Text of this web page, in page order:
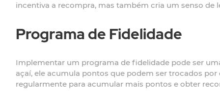
incentiva a recompra, mas também cria um senso de
Programa de Fidelidade
Implementar um programa de fidelidade pode ser
açaí, ele acumula pontos que podem ser trocados
regularmente para acumular mais pontos e obter